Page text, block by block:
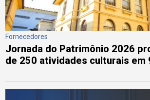
Fornecedores
Jornada do Patrimônio 2026
de 250 atividades culturais em